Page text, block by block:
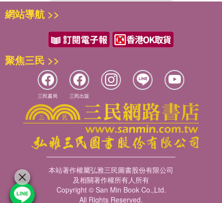
網站導航 >>
聚焦三民 >>
三民書局 三民出版
本站著作權屬弘雅三民圖書股份有限公司
及相關著作權所有人所有
Copyright © San Min Book Co.,Ltd.
All Rights Reserved.